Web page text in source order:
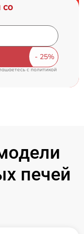
со
cполитикой
печей